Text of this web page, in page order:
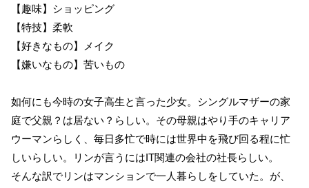
【趣味】ショッピング
【特技】柔軟
【好きなもの】メイク
【嫌いなもの】苦いもの
如何にも今時の女子高生と言った少女。シングルマザーの家
庭で父親？は居ない？らしい。その母親はやり手のキャリア
ウーマンらしく、毎日多忙で時には世界中を飛び回る程に忙
しいらしい。リンが言うにはIT関連の会社の社長らしい。
そんな訳でリンはマンションで一人暮らしをしていた。が、